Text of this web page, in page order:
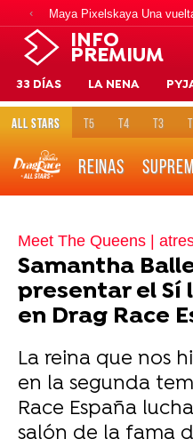
Maya Pixelskaya Una
INFO
PREMIUM
33 DÍAS LA NENA
ALL STARS T5 T4 T3
REINAS
Meet The Queens |
Samantha
presentar el Sí
en Drag Race
La reina que nos
en la segunda
Race España
salón de la fama